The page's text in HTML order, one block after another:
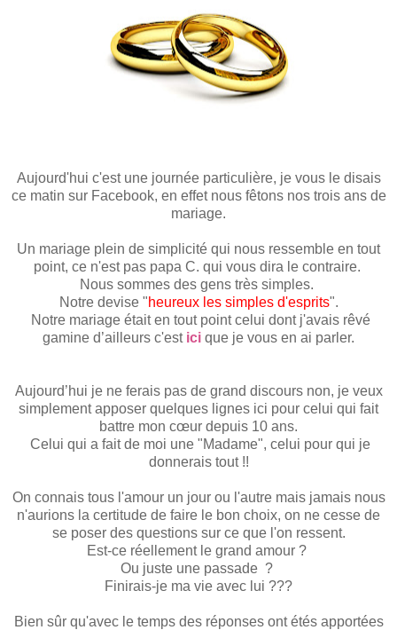
Aujourd'hui c'est une journée particulière, je vous le disais
ce matin sur Facebook, en effet nous fêtons nos trois ans de
mariage.
Un mariage plein de simplicité qui nous ressemble en tout
point, ce n'est pas papa C. qui vous dira le contraire.
Nous sommes des gens très simples.
Notre devise "heureux les simples d'esprits".
Notre mariage était en tout point celui dont j'avais rêvé
gamine d’ailleurs c'est ici que je vous en ai parler.
Aujourd’hui je ne ferais pas de grand discours non, je veux
simplement apposer quelques lignes ici pour celui qui fait
battre mon cœur depuis 10 ans.
Celui qui a fait de moi une "Madame", celui pour qui je
donnerais tout !!
On connais tous l'amour un jour ou l'autre mais jamais nous
n'aurions la certitude de faire le bon choix, on ne cesse de
se poser des questions sur ce que l'on ressent.
Est-ce réellement le grand amour ?
Ou juste une passade ?
Finirais-je ma vie avec lui ???
Bien sûr qu'avec le temps des réponses ont étés apportées